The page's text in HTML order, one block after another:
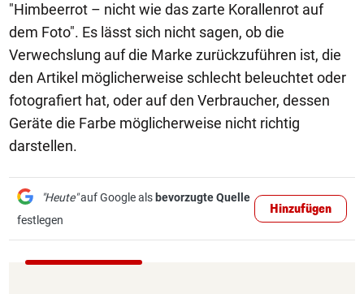
"Himbeerrot – nicht wie das zarte Korallenrot auf
dem Foto". Es lässt sich nicht sagen, ob die
Verwechslung auf die Marke zurückzuführen ist, die
den Artikel möglicherweise schlecht beleuchtet oder
fotografiert hat, oder auf den Verbraucher, dessen
Geräte die Farbe möglicherweise nicht richtig
darstellen.
"Heute"auf Google als bevorzugte Quelle
festlegen
Hinzufügen